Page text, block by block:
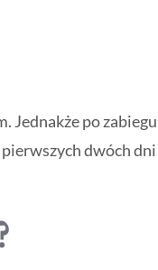
Jednakże po
dwóch